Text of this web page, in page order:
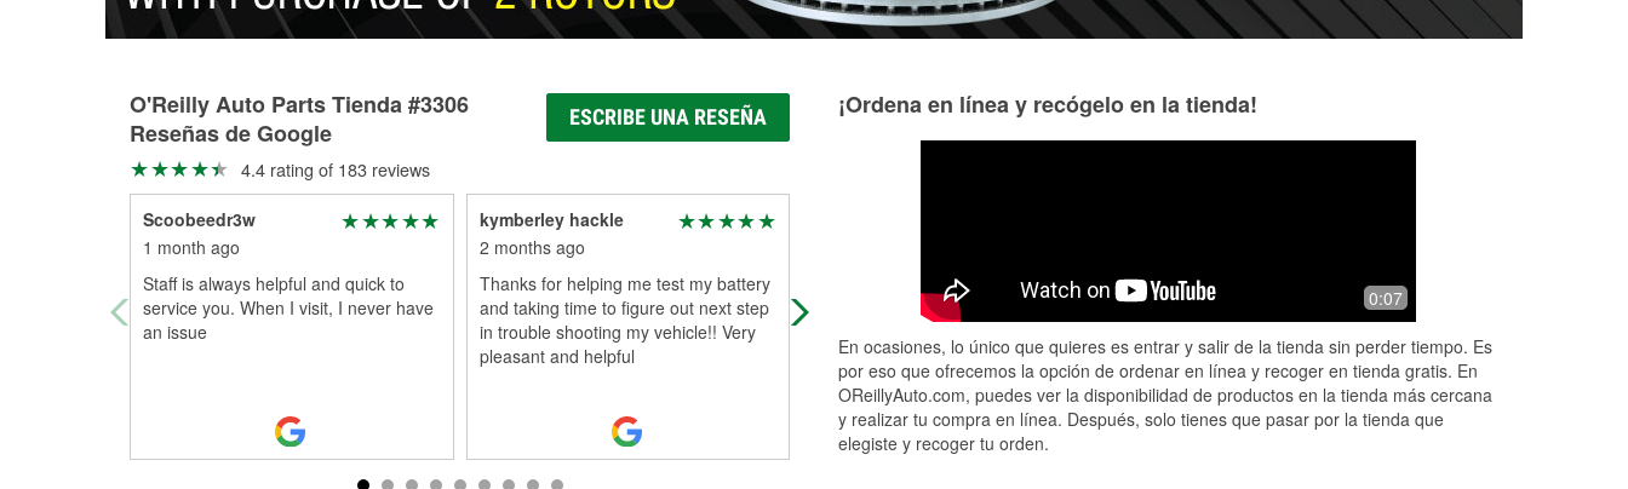
O'Reilly Auto Parts Tienda #3306
Reseñas de Google
ESCRIBE UNA RESEÑA
4.4 rating of 183 reviews
Scoobeedr3w
1 month ago
Staff is always helpful and quick to
service you. When I visit, I never have
an issue
kymberley hackle
2 months ago
Thanks for helping me test my battery
and taking time to figure out next step
in trouble shooting my vehicle!! Very
pleasant and helpful
Very helpful with diagnostics
I went in to buy a lug nut, and Glenn
was so helpful! He saw that there was
bought two. He put them on my tire...
Read More
¡Ordena en línea y recógelo en la tienda!
0:07
En ocasiones, lo único que quieres es entrar y salir de la tienda sin perder tiempo. Es
por eso que ofrecemos la opción de ordenar en línea y recoger en tienda gratis. En
OReillyAuto.com, puedes ver la disponibilidad de productos en la tienda más cercana
y realizar tu compra en línea. Después, solo tienes que pasar por la tienda que
elegiste y recoger tu orden.